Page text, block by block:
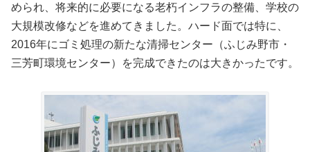
められ、将来的に必要になる老朽インフラの整備、学校の
大規模改修などを進めてきました。ハード面では特に、
2016年にゴミ処理の新たな清掃センター（ふじみ野市・
三芳町環境センター）を完成できたのは大きかったです。